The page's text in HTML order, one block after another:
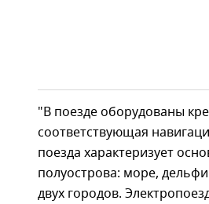
"В поезде оборудованы
соответствующая
поезда характеризует
полуострова: море,
двух городов.